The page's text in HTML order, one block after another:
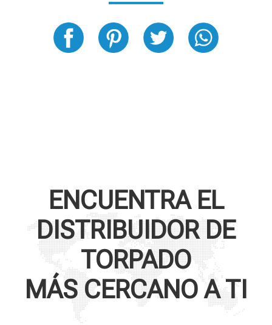
ENCUENTRA EL
DISTRIBUIDOR DE
TORPADO
MÁS CERCANO A TI